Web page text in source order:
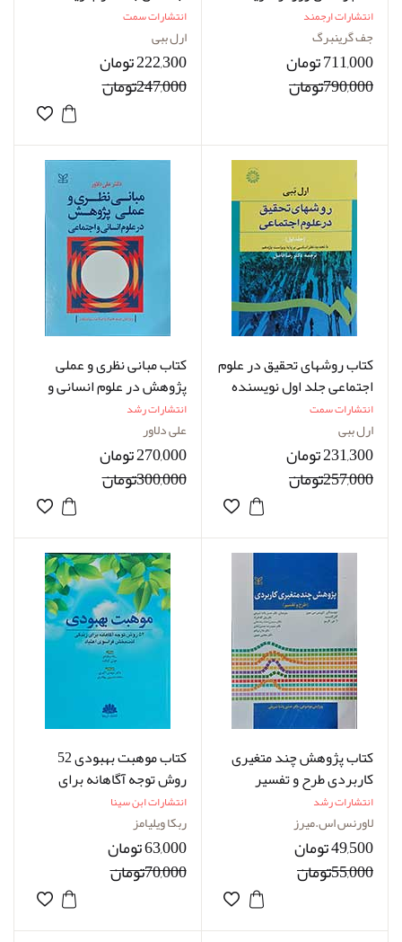
علی افشاری
انتشارات ارجمند
جف گرینبرگ
711,000 تومان
790,000تومان
ارل ببی مترجم دکتر رضا
فاضل
انتشارات سمت
ارل ببی
222,300 تومان
247,000تومان
کتاب روشهای تحقیق در علوم
اجتماعی جلد اول نویسنده
ارل ببی مترجم دکتر رضا
فاضل
انتشارات سمت
ارل ببی
231,300 تومان
257,000تومان
کتاب مبانی نظری و عملی
پژوهش در علوم انسانی و
اجتماعی نویسنده دکتر علی
دلاور
انتشارات رشد
علی دلاور
270,000 تومان
300,000تومان
کتاب پژوهش چند متغیری
کاربردی طرح و تفسیر
نویسنده لاورنس اس.میرز
مترجم دکتر حسن پاشا
شریفی
انتشارات رشد
لاورنس اس.میرز
49,500 تومان
55,000تومان
کتاب موهبت بهبودی 52
روش توجه آگاهانه برای
زندگی لذت بخش فراسوی
اعتیاد نویسنده ربکا ویلیامز
و جولی کرفت مترجم دکتر
مهدی اکبری و محمد حسین
بهادری
انتشارات ابن سینا
ربکا ویلیامز
63,000 تومان
70,000تومان